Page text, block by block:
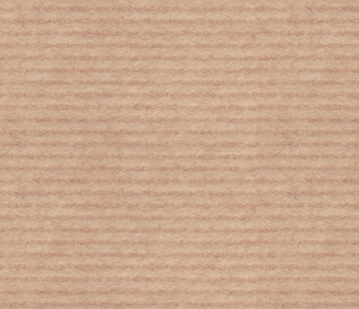
Κορωνοϊός: Νέα δεδομένα στον χάρτη
υγειονομικής ασφάλειας - Τι ισχύει με
μάσκα, συναθροίσεις και μετακινήσεις